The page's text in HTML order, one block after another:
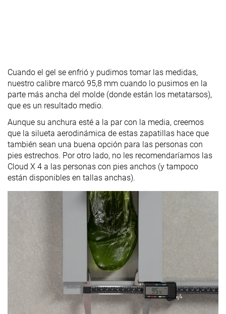
Cuando el gel se enfrió y pudimos tomar las medidas,
nuestro calibre marcó 95,8 mm cuando lo pusimos en la
parte más ancha del molde (donde están los metatarsos),
que es un resultado medio.
Aunque su anchura esté a la par con la media, creemos
que la silueta aerodinámica de estas zapatillas hace que
también sean una buena opción para las personas con
pies estrechos. Por otro lado, no les recomendaríamos las
Cloud X 4 a las personas con pies anchos (y tampoco
están disponibles en tallas anchas).